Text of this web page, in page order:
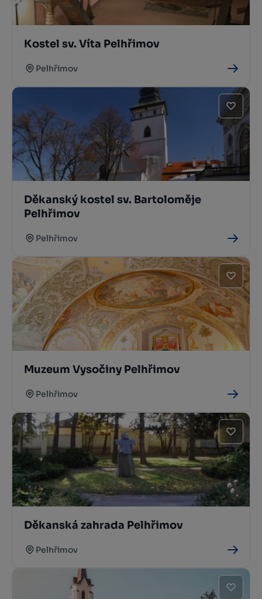
Kostel sv. Víta Pelhřimov
Pelhřimov
Děkanský kostel sv. Bartoloměje
Pelhřimov
Pelhřimov
Muzeum Vysočiny Pelhřimov
Pelhřimov
Děkanská zahrada Pelhřimov
Pelhřimov